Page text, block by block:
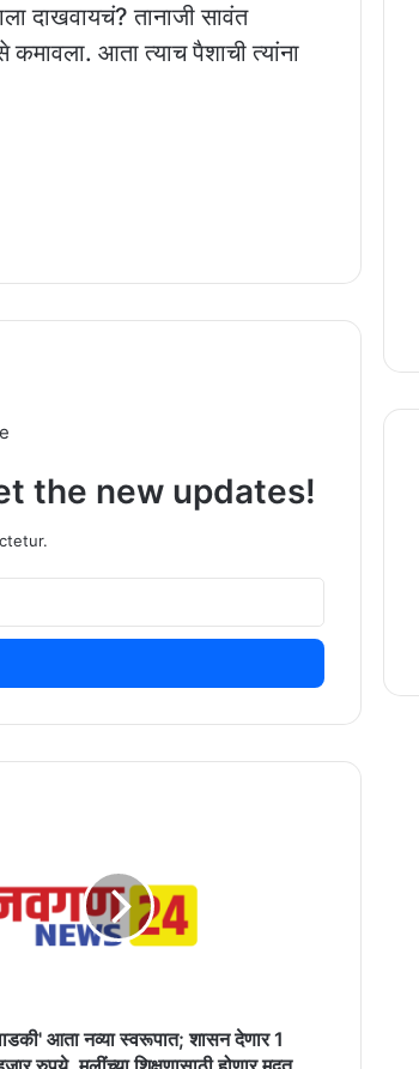
दाखवायचं? तानाजी सावंत
कमावला. आता त्याच पैशाची त्यांना
the new updates!
आता नव्या स्वरूपात; शासन देणार 1